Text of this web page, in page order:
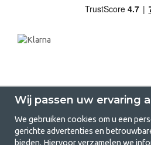
GetCamping.nl -
Wij passen uw ervaring
We gebruiken cookies om u een
gerichte advertenties en
bieden. Hiervoor verzamelen we